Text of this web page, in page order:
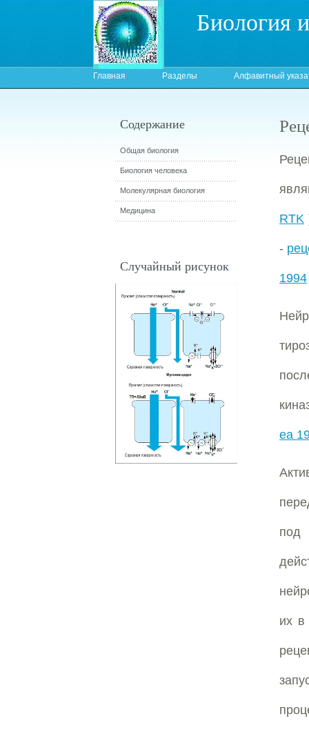
Биология
Главная Разделы Алфавитный
RTK
-
1994
ea
под
их в
Содержание
Общая биология
Биология человека
Молекулярная биология
Медицина
Случайный рисунок